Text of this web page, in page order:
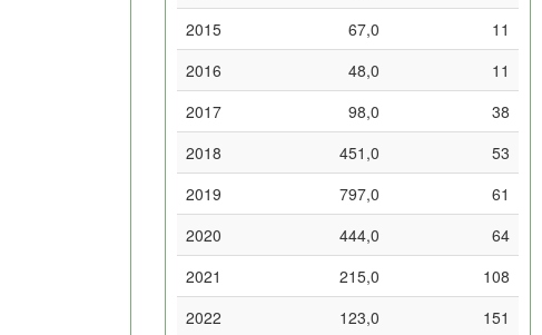
2015
67,0
11
2016
48,0
11
2017
98,0
38
2018
451,0
53
2019
797,0
61
2020
444,0
64
2021
215,0
108
2022
123,0
151